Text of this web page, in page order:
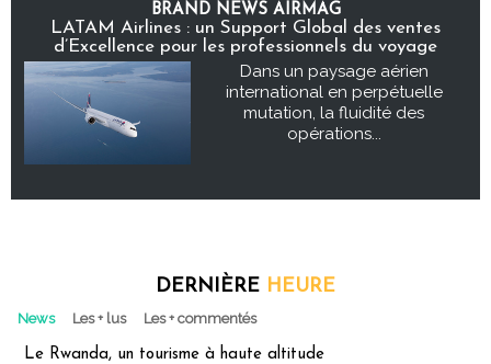
BRAND NEWS AIRMAG
LATAM Airlines : un Support Global des ventes
d’Excellence pour les professionnels du voyage
Dans un paysage aérien
international en perpétuelle
mutation, la fluidité des
opérations...
DERNIÈRE HEURE
News Les + lus Les + commentés
Le Rwanda, un tourisme à haute altitude